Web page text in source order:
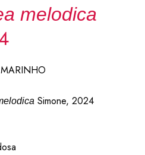
melodica
MARINHO
Simone, 2024